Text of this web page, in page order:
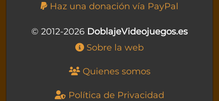
Haz una donación vía PayPal
© 2012-2026 DoblajeVideojuegos.es
Sobre la web
Quienes somos
Política de Privacidad